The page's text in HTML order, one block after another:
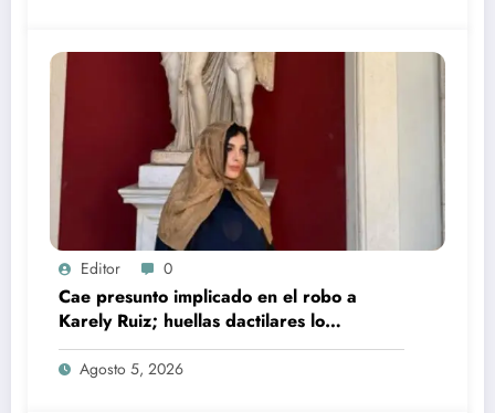
Editor 0
Cae presunto implicado en el robo a
Karely Ruiz; huellas dactilares lo
delataron
Agosto 5, 2026